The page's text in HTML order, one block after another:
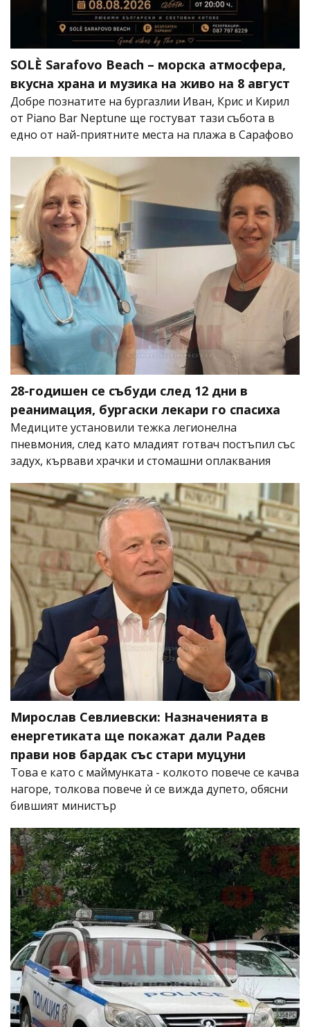
SOLÈ Sarafovo Beach – морска атмосфера,
вкусна храна и музика на живо на 8 август
Добре познатите на бургазлии Иван, Крис и Кирил
от Piano Bar Neptune ще гостуват тази събота в
едно от най-приятните места на плажа в Сарафово
28-годишен се събуди след 12 дни в
реанимация, бургаски лекари го спасиха
Медиците установили тежка легионелна
пневмония, след като младият готвач постъпил със
задух, кървави храчки и стомашни оплаквания
Мирослав Севлиевски: Назначенията в
енергетиката ще покажат дали Радев
прави нов бардак със стари муцуни
Това е като с маймунката - колкото повече се качва
нагоре, толкова повече ѝ се вижда дупето, обясни
бившият министър